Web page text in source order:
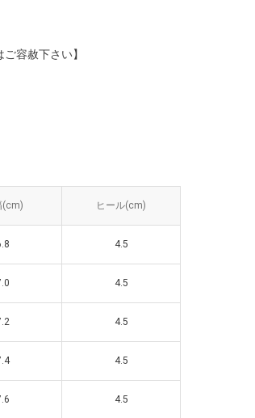
容赦下さい】
(cm) ヒール(cm)
4.5
4.5
4.5
4.5
4.5